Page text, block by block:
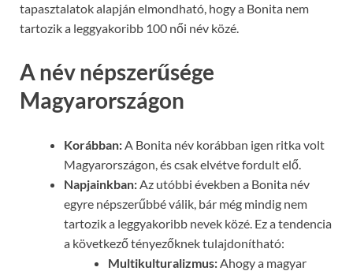
tapasztalatok alapján elmondható, hogy a Bonita nem
tartozik a leggyakoribb 100 női név közé.
A név népszerűsége
Magyarországon
Korábban: A Bonita név korábban igen ritka volt
Magyarországon, és csak elvétve fordult elő.
Napjainkban: Az utóbbi években a Bonita név
egyre népszerűbbé válik, bár még mindig nem
tartozik a leggyakoribb nevek közé. Ez a tendencia
a következő tényezőknek tulajdonítható:
Multikulturalizmus: Ahogy a magyar